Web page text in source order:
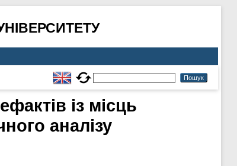
із місць
аналізу